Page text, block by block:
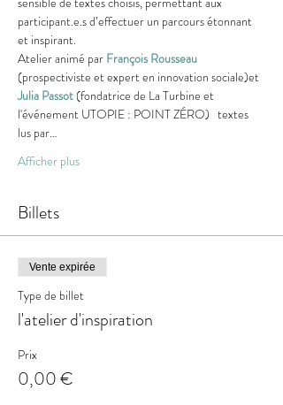
participant.e.s d’effectuer un parcours étonnant
et inspirant.
Atelier animé par François Rousseau
(prospectiviste et expert en innovation sociale)et
Julia Passot (fondatrice de La Turbine et
l'événement UTOPIE : POINT ZÉRO)   textes
lus par…
Afficher plus
Billets
Vente expirée
Type de billet
l'atelier d'inspiration
Prix
0,00 €